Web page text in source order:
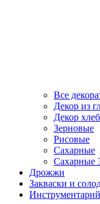
Все
Декор из
Декор
Зерновые
Рисовые
Сахарные
Сахарные
Дрожжи
Закваски и
Инструментарий